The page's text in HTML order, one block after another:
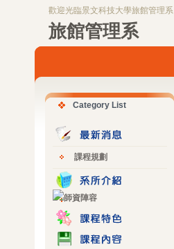
旅館管理系
歡迎光臨景文科技大學旅館管理系
Category List
課程規劃